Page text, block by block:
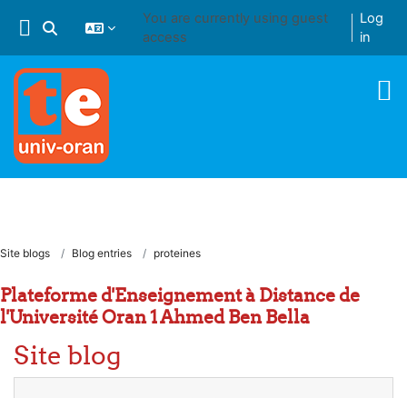
Toggle search input
You are currently using guest
access
Log
in
Site blogs Blog entries proteines
Plateforme d'Enseignement à Distance de
l'Université Oran 1 Ahmed Ben Bella
Site blog